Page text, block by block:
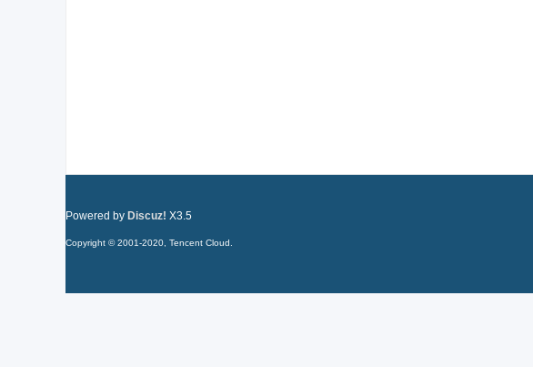
Powered by Discuz! X3.5
Copyright © 2001-2020, Tencent Cloud.